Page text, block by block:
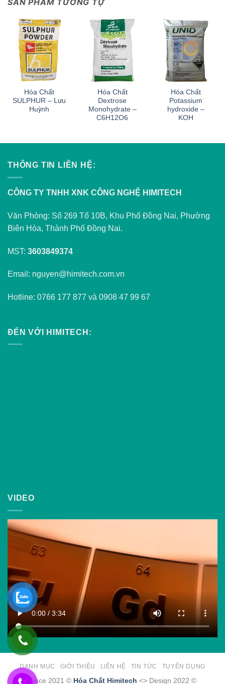
Hóa Chất
SULPHUR – Lưu
Huỳnh
Hóa Chất
Dextrose
Monohydrate –
C6H12O6
Hóa Chất
Potassium
hydroxide –
KOH
THÔNG TIN LIÊN HỆ:
CÔNG TY TNHH XNK CÔNG NGHỆ HIMITECH
Văn Phòng: Số 269 Tổ 10B, Khu Phố Đồng Nai, Phường
Biên Hòa, Thành Phố Đồng Nai.
MST: 3603849374
Email: nguyen@himitech.com.vn
Hotline: 0766 177 877 và 0908 47 99 67
ĐẾN VỚI HIMITECH:
VIDEO
DANH MỤC GIỚI THIỆU LIÊN HỆ TIN TỨC TUYỂN DỤNG
Since 2021 © Hóa Chất Himitech <> Design 2022 ©